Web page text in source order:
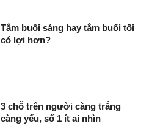
Tắm buổi sáng hay tắm buổi tối
có lợi hơn?
3 chỗ trên người càng trắng
càng yếu, số 1 ít ai nhìn